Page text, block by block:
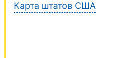
Карта штатов США